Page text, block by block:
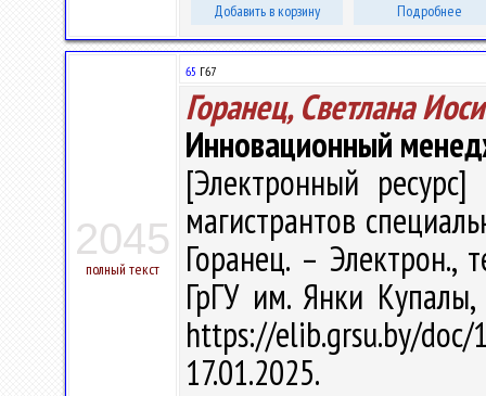
Добавить в корзину Подробнее
2045
полный текст
65 Г67
Горанец, Светлана
Инновационный
[Электронный
магистрантов
Горанец. – Электрон.,
ГрГУ им. Янки
https://elib.grsu.by/
17.01.2025.